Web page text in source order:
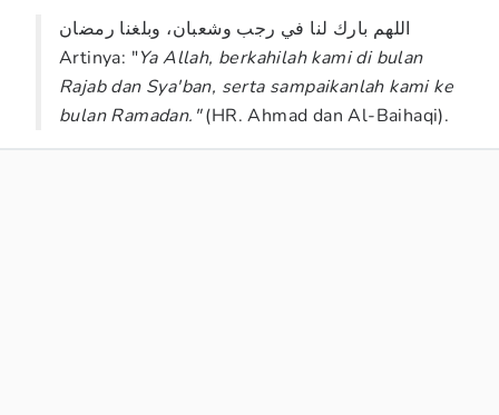
اللهم بارك لنا في رجب وشعبان، وبلغنا رمضان
Artinya: "Ya Allah, berkahilah kami di bulan
Rajab dan Sya'ban, serta sampaikanlah kami ke
bulan Ramadan."(HR. Ahmad dan Al-Baihaqi).